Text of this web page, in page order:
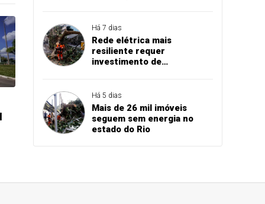
Há 7 dias
Rede elétrica mais
resiliente requer
investimento de
Há 5 dias
Mais de 26 mil imóveis
seguem sem energia no
estado do Rio